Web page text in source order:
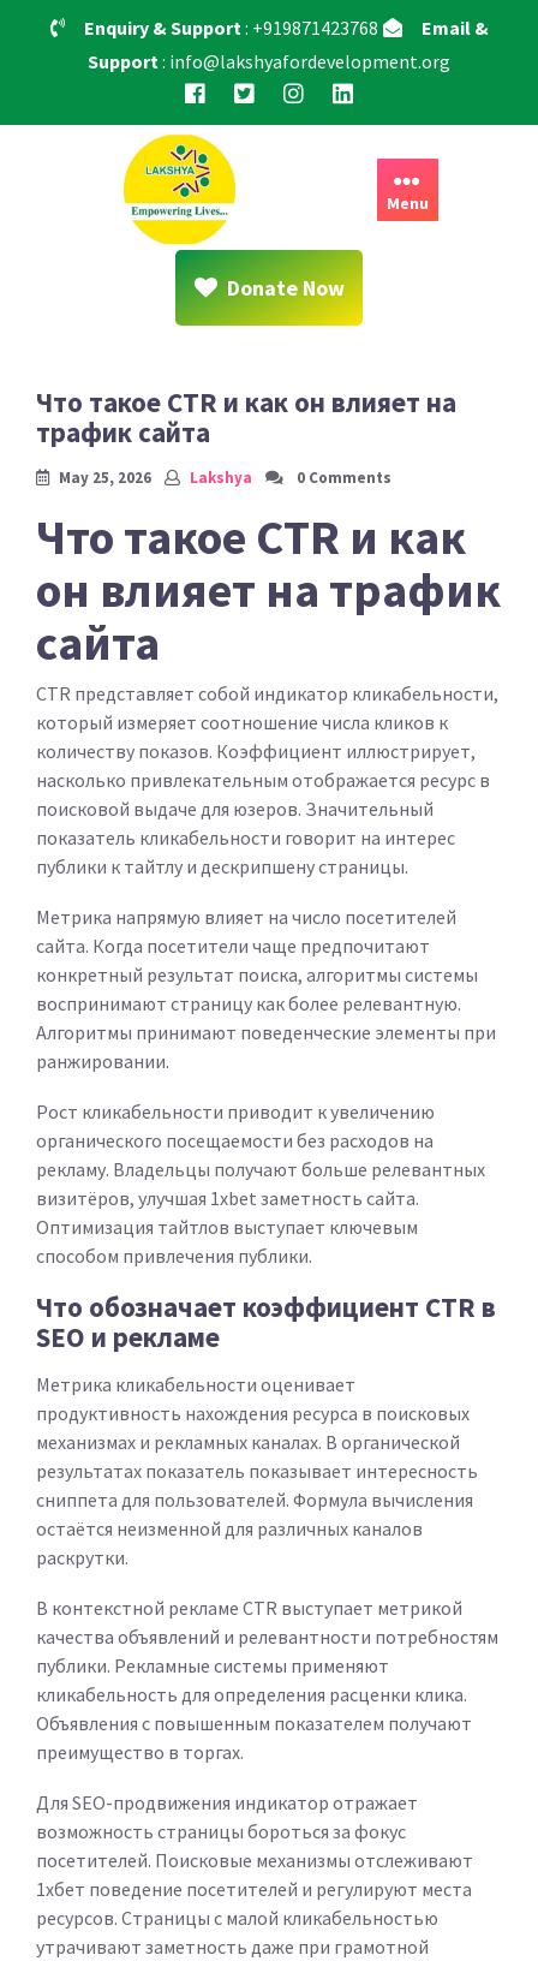
Enquiry & Support: +919871423768
Email &
Support: info@lakshyafordevelopment.org
Menu
Donate Now
Что такое CTR и как он влияет на
трафик сайта
May 25, 2026 Lakshya 0 Comments
Что такое CTR и как
он влияет на трафик
сайта
CTR представляет собой индикатор кликабельности,
который измеряет соотношение числа кликов к
количеству показов. Коэффициент иллюстрирует,
насколько привлекательным отображается ресурс в
поисковой выдаче для юзеров. Значительный
показатель кликабельности говорит на интерес
публики к тайтлу и дескрипшену страницы.
Метрика напрямую влияет на число посетителей
сайта. Когда посетители чаще предпочитают
конкретный результат поиска, алгоритмы системы
воспринимают страницу как более релевантную.
Алгоритмы принимают поведенческие элементы при
ранжировании.
Рост кликабельности приводит к увеличению
органического посещаемости без расходов на
рекламу. Владельцы получают больше релевантных
визитёров, улучшая 1xbet заметность сайта.
Оптимизация тайтлов выступает ключевым
способом привлечения публики.
Что обозначает коэффициент CTR в
SEO и рекламе
Метрика кликабельности оценивает
продуктивность нахождения ресурса в поисковых
механизмах и рекламных каналах. В органической
результатах показатель показывает интересность
сниппета для пользователей. Формула вычисления
остаётся неизменной для различных каналов
раскрутки.
В контекстной рекламе CTR выступает метрикой
качества объявлений и релевантности потребностям
публики. Рекламные системы применяют
кликабельность для определения расценки клика.
Объявления с повышенным показателем получают
преимущество в торгах.
Для SEO-продвижения индикатор отражает
возможность страницы бороться за фокус
посетителей. Поисковые механизмы отслеживают
1хбет поведение посетителей и регулируют места
ресурсов. Страницы с малой кликабельностью
утрачивают заметность даже при грамотной